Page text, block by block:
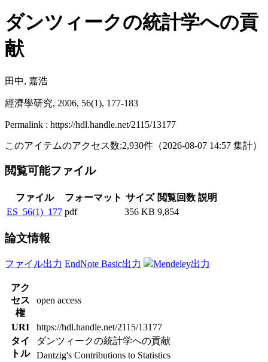
ダンツィークの統計学への貢
献
田中, 嘉浩
經濟學研究, 2006, 56(1), 177-183
Permalink : https://hdl.handle.net/2115/13177
このアイテムのアクセス数:2,930件 （2026-08-07 14:57 集計）
閲覧可能ファイル
ファイル フォーマット サイズ 閲覧回数 説明
ES_56(1)_177 pdf 356 KB 9,854
論文情報
ファイル出力 EndNote Basic出力 Mendeley出力
アク
セス
権
open access
URI
https://hdl.handle.net/2115/13177
タイ
トル
ダンツィークの統計学への貢献
Dantzig's Contributions to Statistics